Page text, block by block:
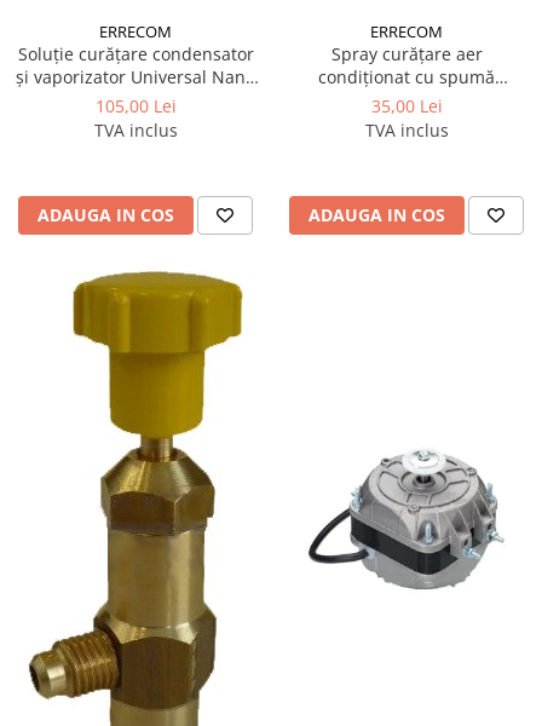
ERRECOM
Soluție curățare condensator
și vaporizator Universal Nano
Cleaner 5L Errecom
105,00 Lei
TVA inclus
ADAUGA IN COS
ERRECOM
Spray curățare aer
condiționat cu spumă
Evaporator Cleaner Foam 200
ml Errecom
35,00 Lei
TVA inclus
ADAUGA IN COS